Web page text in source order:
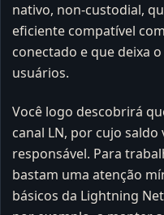
nativo, non-custodial,
eficiente compatível
conectado e que deixa
usuários.
Você logo descobrirá
canal LN, por cujo saldo
responsável. Para
bastam uma atenção
básicos da Lightning